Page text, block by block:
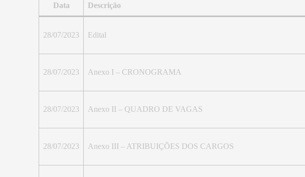
Data
Descrição
28/07/2023 Edital
28/07/2023 Anexo I – CRONOGRAMA
28/07/2023 Anexo II – QUADRO DE VAGAS
28/07/2023 Anexo III – ATRIBUIÇÕES DOS CARGOS